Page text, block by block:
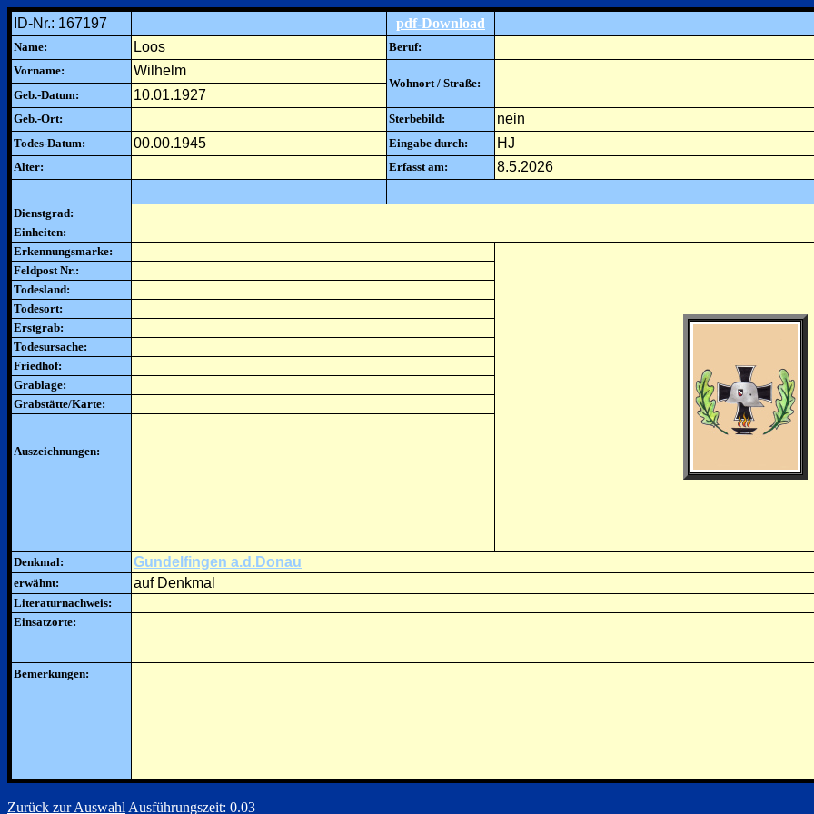
ID-Nr.: 167197 pdf-Download
Name: Loos
Beruf:
Vorname:
Wilhelm
Wohnort / Straße:
Geb.-Datum:
10.01.1927
Geb.-Ort: Sterbebild: nein
Todes-Datum: 00.00.1945 Eingabe durch: HJ
Alter: Erfasst am: 8.5.2026
Dienstgrad:
Einheiten:
Erkennungsmarke:
Feldpost Nr.:
Todesland:
Todesort:
Erstgrab:
Todesursache:
Friedhof:
Grablage:
Grabstätte/Karte:
Auszeichnungen:
Denkmal: Gundelfingen a.d.Donau
erwähnt: auf Denkmal
Literaturnachweis:
Einsatzorte:
Bemerkungen:
Zurück zur Auswahl Ausführungszeit: 0.03